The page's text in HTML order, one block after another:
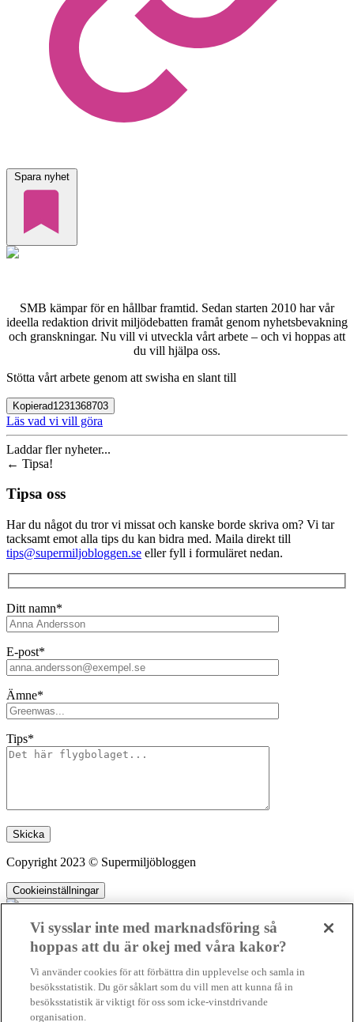
Spara nyhet
SMB kämpar för en hållbar framtid. Sedan starten 2010 har vår
ideella redaktion drivit miljödebatten framåt genom nyhetsbevakning
och granskningar. Nu vill vi utveckla vårt arbete – och vi hoppas att
du vill hjälpa oss.
Stötta vårt arbete genom att swisha en slant till
Kopierad1231368703
Läs vad vi vill göra
Laddar fler nyheter...
← Tipsa!
Tipsa oss
Har du något du tror vi missat och kanske borde skriva om? Vi tar
tacksamt emot alla tips du kan bidra med. Maila direkt till
tips@supermiljobloggen.se eller fyll i formuläret nedan.
Ditt namn*
E-post*
Ämne*
Tips*
Lämna detta fält tomt.
Copyright 2023 © Supermiljöbloggen
Cookieinställningar
ideella redaktion drivit miljödebatten framåt genom nyhetsbevakning
och granskningar. Nu vill vi utveckla vårt arbete – och vi hoppas att
du vill hjälpa oss.
Vi sysslar inte med marknadsföring så
hoppas att du är okej med våra kakor?
Vi använder cookies för att förbättra din upplevelse och samla in
besöksstatistik. Du gör såklart som du vill men att kunna få in
besöksstatistik är viktigt för oss som icke-vinstdrivande
organisation.